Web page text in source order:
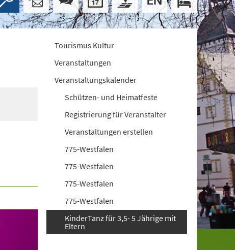
Tourismus Kultur
Veranstaltungen
Veranstaltungskalender
Schützen- und Heimatfeste
Registrierung für Veranstalter
Veranstaltungen erstellen
775-Westfalen
775-Westfalen
775-Westfalen
775-Westfalen
KinderTanz für 3,5- 5 Jährige mit
Eltern